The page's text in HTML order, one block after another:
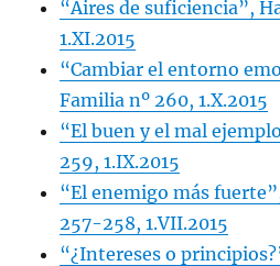
“Aires de suficiencia”,
1.XI.2015
“Cambiar el entorno
Familia nº 260, 1.X.2015
“El buen y el mal
259, 1.IX.2015
“El enemigo más
257-258, 1.VII.2015
“¿Intereses o